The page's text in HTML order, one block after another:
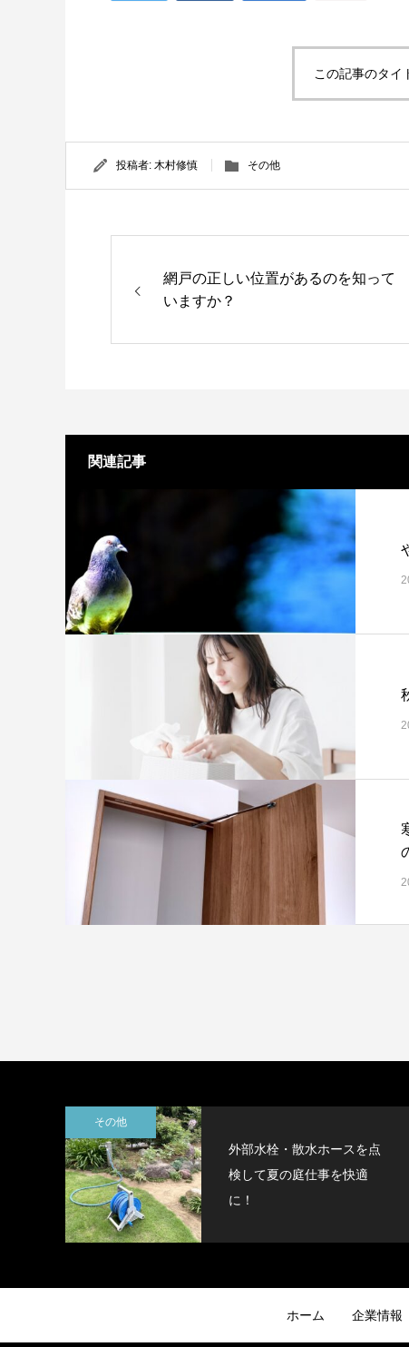
この記事のタイ
投稿者: 木村修慎 その他
網戸の正しい位置があるのを知って
いますか？
関連記事
その他
外部水栓・散水ホースを点
検して夏の庭仕事を快適
に！
ホーム 企業情報